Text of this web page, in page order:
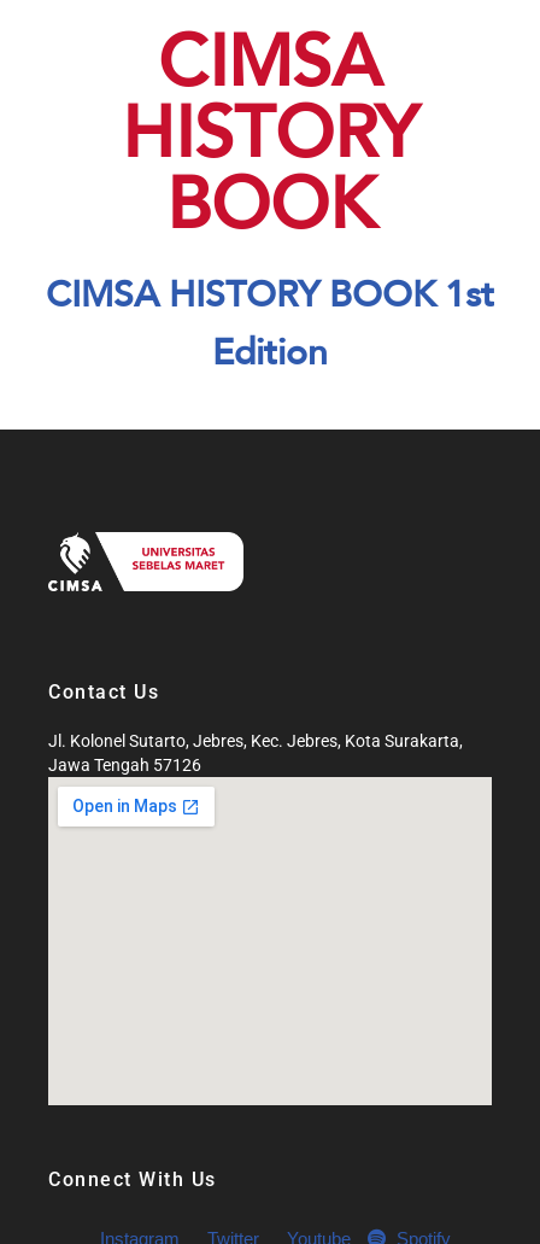
CIMSA
HISTORY
BOOK
CIMSA HISTORY BOOK 1st
Edition
Contact Us
Jl. Kolonel Sutarto, Jebres, Kec. Jebres, Kota Surakarta,
Jawa Tengah 57126
Connect With Us
Instagram Twitter Youtube Spotify